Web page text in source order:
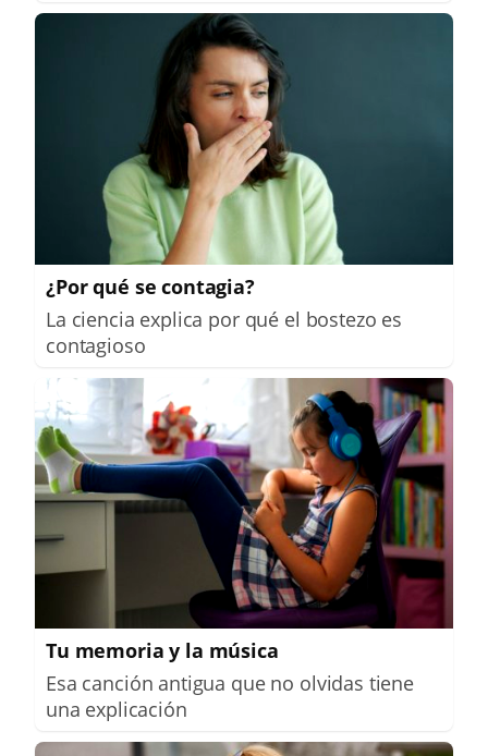
¿Por qué se contagia?
La ciencia explica por qué el bostezo es
contagioso
Tu memoria y la música
Esa canción antigua que no olvidas tiene
una explicación